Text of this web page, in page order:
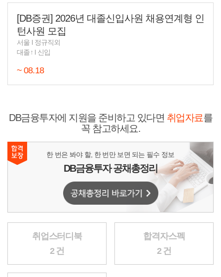
[DB증권] 2026년 대졸신입사원 채용연계형 인
턴사원 모집
서울 l 정규직외
대졸↑ l 신입
~ 08.18
DB금융투자에 지원을 준비하고 있다면 취업자료를
꼭 참고하세요.
한 번은 봐야 할, 한 번만 보면 되는 필수 정보
DB금융투자 공채총정리
취업스터디북
2 건
합격자스펙
2 건